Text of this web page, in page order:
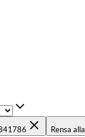
Rensa alla